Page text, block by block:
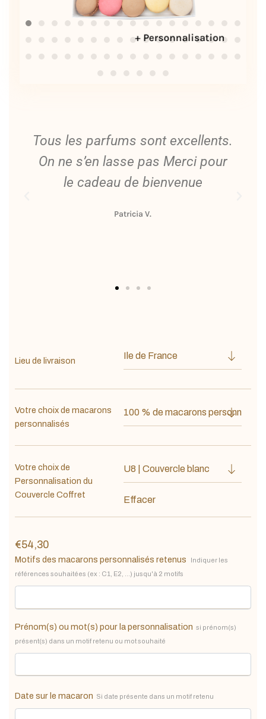
Tous les parfums sont excellents.
On ne s’en lasse pas Merci pour
le cadeau de bienvenue
Patricia V.
Lieu de livraison
Votre choix de macarons
personnalisés
Votre choix de
Personnalisation du
Couvercle Coffret
Effacer
€54,30
Motifs des macarons personnalisés retenus
Indiquer les
références souhaitées (ex : C1, E2, ...) jusqu'à 2 motifs
Prénom(s) ou mot(s) pour la personnalisation si prénom(s)
présent(s) dans un motif retenu ou mot souhaité
Date sur le macaron Si date présente dans un motif retenu